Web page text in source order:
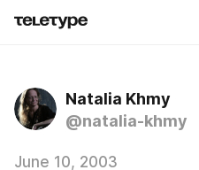
Natalia Khmy
@natalia-khmy
June 10, 2003